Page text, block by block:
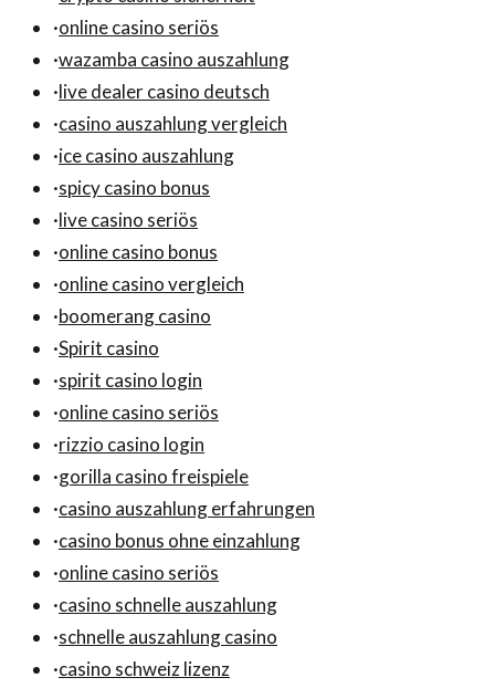
·online casino seriös
·wazamba casino auszahlung
·live dealer casino deutsch
·casino auszahlung vergleich
·ice casino auszahlung
·spicy casino bonus
·live casino seriös
·online casino bonus
·online casino vergleich
·boomerang casino
·Spirit casino
·spirit casino login
·online casino seriös
·rizzio casino login
·gorilla casino freispiele
·casino auszahlung erfahrungen
·casino bonus ohne einzahlung
·online casino seriös
·casino schnelle auszahlung
·schnelle auszahlung casino
·casino schweiz lizenz